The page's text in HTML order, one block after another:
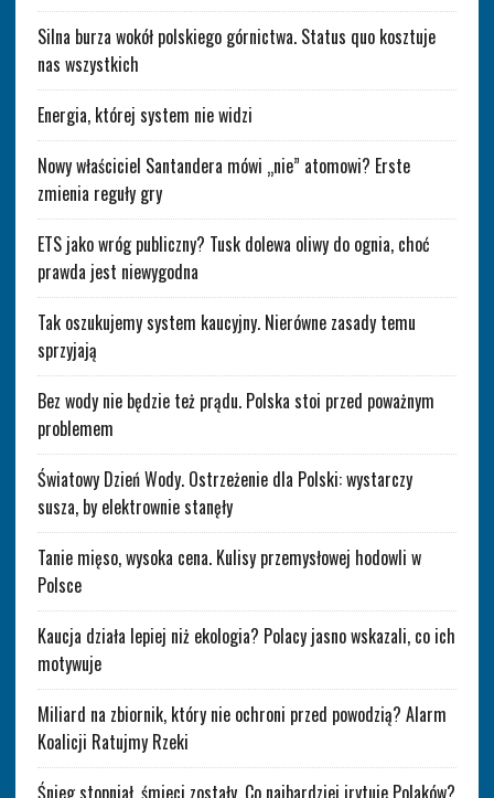
Silna burza wokół polskiego górnictwa. Status quo kosztuje
nas wszystkich
Energia, której system nie widzi
Nowy właściciel Santandera mówi „nie” atomowi? Erste
zmienia reguły gry
ETS jako wróg publiczny? Tusk dolewa oliwy do ognia, choć
prawda jest niewygodna
Tak oszukujemy system kaucyjny. Nierówne zasady temu
sprzyjają
Bez wody nie będzie też prądu. Polska stoi przed poważnym
problemem
Światowy Dzień Wody. Ostrzeżenie dla Polski: wystarczy
susza, by elektrownie stanęły
Tanie mięso, wysoka cena. Kulisy przemysłowej hodowli w
Polsce
Kaucja działa lepiej niż ekologia? Polacy jasno wskazali, co ich
motywuje
Miliard na zbiornik, który nie ochroni przed powodzią? Alarm
Koalicji Ratujmy Rzeki
Śnieg stopniał, śmieci zostały. Co najbardziej irytuje Polaków?